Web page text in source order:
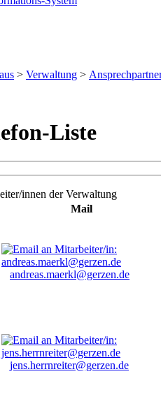
> Verwaltung >
Liste
innen der Verwaltung
Mail
andreas.maerkl@gerzen.de
jens.herrnreiter@gerzen.de